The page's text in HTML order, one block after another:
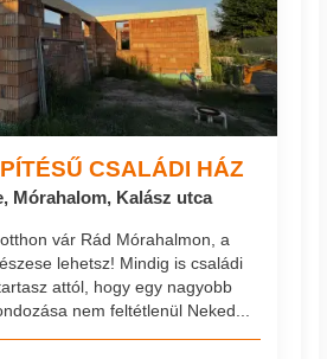
CSALÁDI HÁZ
Mórahalom, Kalász utca
vár Rád Mórahalmon, a
lehetsz! Mindig is családi
attól, hogy egy nagyobb
nem feltétlenül Neked...